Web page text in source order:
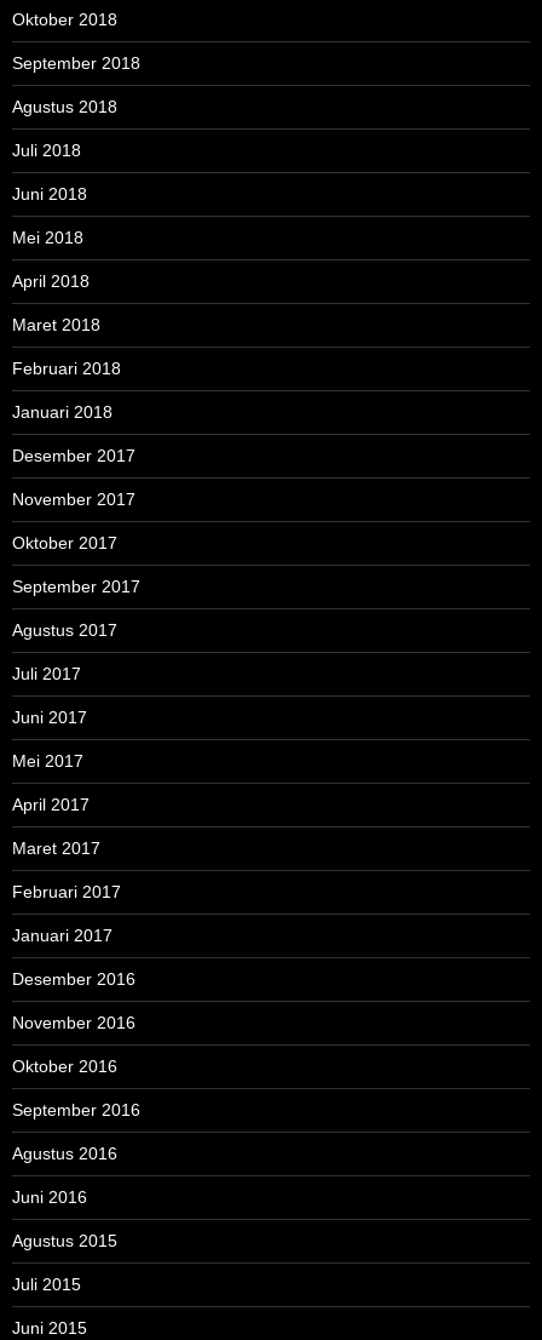
Oktober 2018
September 2018
Agustus 2018
Juli 2018
Juni 2018
Mei 2018
April 2018
Maret 2018
Februari 2018
Januari 2018
Desember 2017
November 2017
Oktober 2017
September 2017
Agustus 2017
Juli 2017
Juni 2017
Mei 2017
April 2017
Maret 2017
Februari 2017
Januari 2017
Desember 2016
November 2016
Oktober 2016
September 2016
Agustus 2016
Juni 2016
Agustus 2015
Juli 2015
Juni 2015